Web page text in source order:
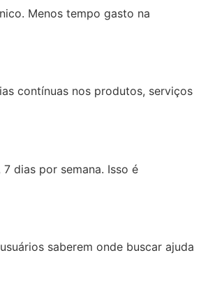
Menos tempo gasto na
contínuas nos produtos, serviços
dias por semana. Isso é
saberem onde buscar ajuda